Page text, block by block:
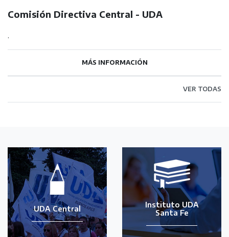
Comisión Directiva Central - UDA
.
MÁS INFORMACIÓN
VER TODAS
UDA Central
Instituto UDA
Santa Fe